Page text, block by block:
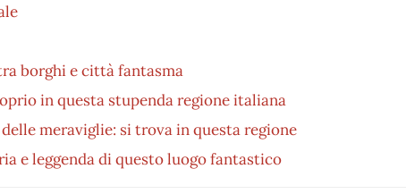
borghi e città fantasma
in questa stupenda regione italiana
meraviglie: si trova in questa regione
e leggenda di questo luogo fantastico